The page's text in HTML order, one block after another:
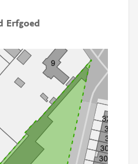
Erfgoed